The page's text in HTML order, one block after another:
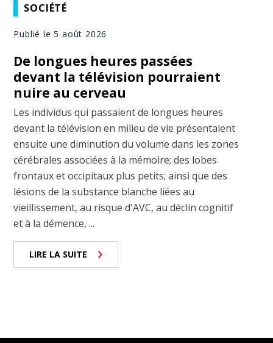
SOCIÉTÉ
Publié le 5 août 2026
De longues heures passées
devant la télévision pourraient
nuire au cerveau
Les individus qui passaient de longues heures
devant la télévision en milieu de vie présentaient
ensuite une diminution du volume dans les zones
cérébrales associées à la mémoire; des lobes
frontaux et occipitaux plus petits; ainsi que des
lésions de la substance blanche liées au
vieillissement, au risque d'AVC, au déclin cognitif
et à la démence, ...
LIRE LA SUITE